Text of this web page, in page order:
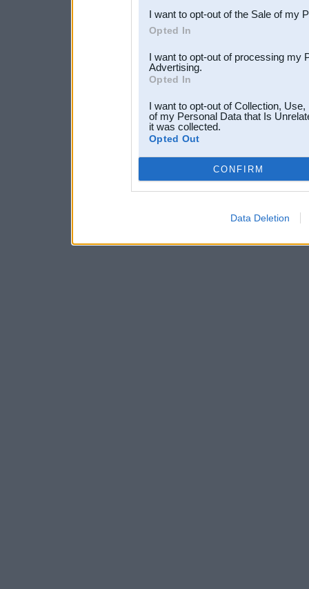
I want to opt-out of the Sale of my
Opted In
I want to opt-out of processing my
Advertising.
Opted In
I want to opt-out of Collection,
of my Personal Data that Is
it was collected.
Opted Out
CONFIRM
Data Deletion